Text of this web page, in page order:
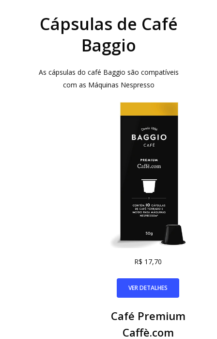
Cápsulas de Café
Baggio
As cápsulas do café Baggio são compatíveis
com as Máquinas Nespresso
R$ 17,70
VER DETALHES
Café Premium
Caffè.com